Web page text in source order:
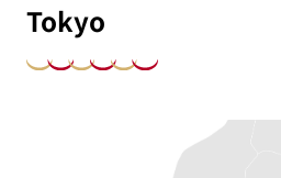
Tokyo